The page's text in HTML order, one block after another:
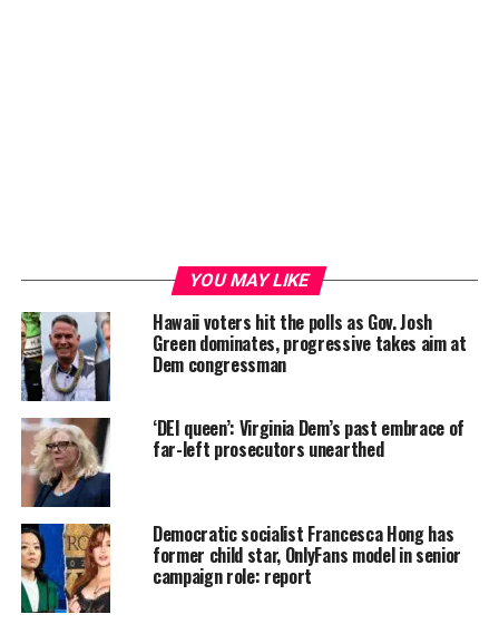
YOU MAY LIKE
Hawaii voters hit the polls as Gov. Josh
Green dominates, progressive takes aim at
Dem congressman
‘DEI queen’: Virginia Dem’s past embrace of
far-left prosecutors unearthed
Democratic socialist Francesca Hong has
former child star, OnlyFans model in senior
campaign role: report